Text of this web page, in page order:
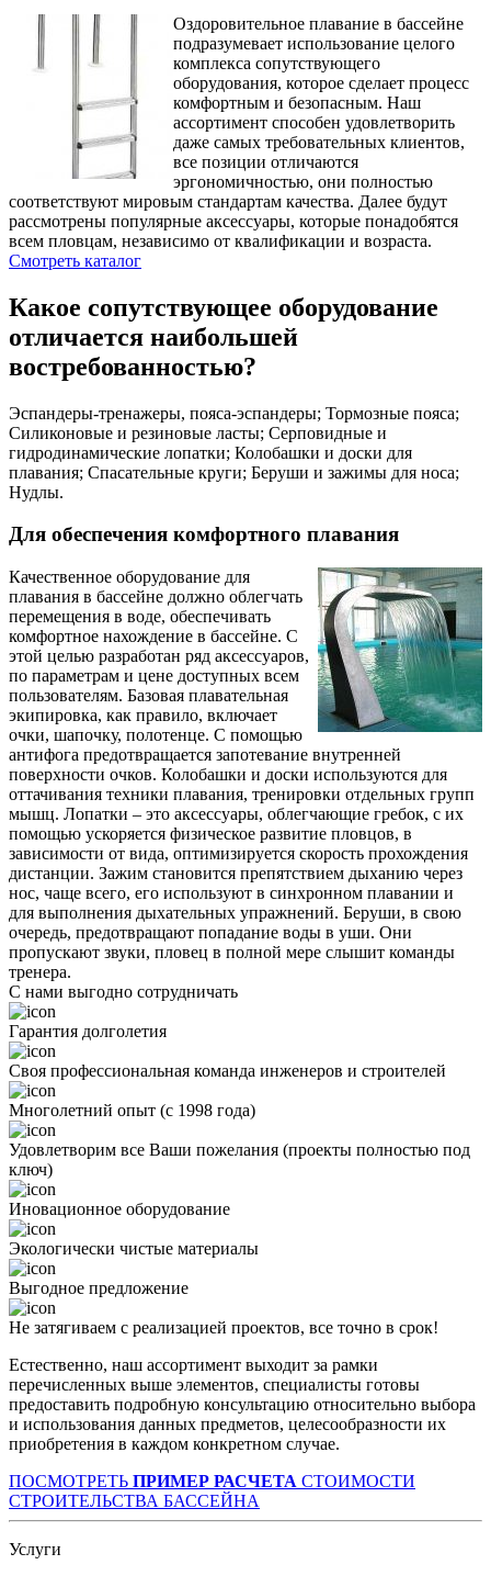
Оздоровительное плавание в бассейне
подразумевает использование целого
комплекса сопутствующего
оборудования, которое сделает процесс
комфортным и безопасным. Наш
ассортимент способен удовлетворить
даже самых требовательных клиентов,
все позиции отличаются
эргономичностью, они полностью
соответствуют мировым стандартам качества. Далее будут
рассмотрены популярные аксессуары, которые понадобятся
всем пловцам, независимо от квалификации и возраста.
Смотреть каталог
Какое сопутствующее оборудование
отличается наибольшей
востребованностью?
Эспандеры-тренажеры, пояса-эспандеры; Тормозные пояса;
Силиконовые и резиновые ласты; Серповидные и
гидродинамические лопатки; Колобашки и доски для
плавания; Спасательные круги; Беруши и зажимы для носа;
Нудлы.
Для обеспечения комфортного плавания
Качественное оборудование для
плавания в бассейне должно облегчать
перемещения в воде, обеспечивать
комфортное нахождение в бассейне. С
этой целью разработан ряд аксессуаров,
по параметрам и цене доступных всем
пользователям. Базовая плавательная
экипировка, как правило, включает
очки, шапочку, полотенце. С помощью
антифога предотвращается запотевание внутренней
поверхности очков. Колобашки и доски используются для
оттачивания техники плавания, тренировки отдельных групп
мышц. Лопатки – это аксессуары, облегчающие гребок, с их
помощью ускоряется физическое развитие пловцов, в
зависимости от вида, оптимизируется скорость прохождения
дистанции. Зажим становится препятствием дыханию через
нос, чаще всего, его используют в синхронном плавании и
для выполнения дыхательных упражнений. Беруши, в свою
очередь, предотвращают попадание воды в уши. Они
пропускают звуки, пловец в полной мере слышит команды
тренера.
С нами выгодно сотрудничать
Гарантия долголетия
Своя профессиональная команда инженеров и строителей
Многолетний опыт (с 1998 года)
Удовлетворим все Ваши пожелания (проекты полностью под
ключ)
Иновационное оборудование
Экологически чистые материалы
Выгодное предложение
Не затягиваем с реализацией проектов, все точно в срок!
Естественно, наш ассортимент выходит за рамки
перечисленных выше элементов, специалисты готовы
предоставить подробную консультацию относительно выбора
и использования данных предметов, целесообразности их
приобретения в каждом конкретном случае.
ПОСМОТРЕТЬ ПРИМЕР РАСЧЕТА СТОИМОСТИ
СТРОИТЕЛЬСТВА БАССЕЙНА
Услуги